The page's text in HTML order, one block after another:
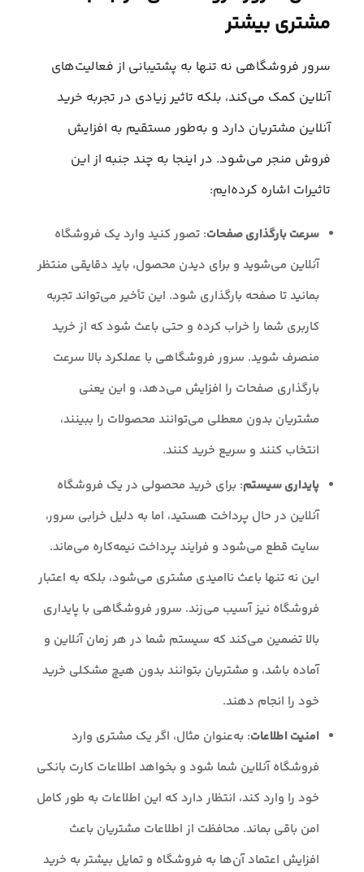
مشتری بیشتر
سرور فروشگاهی نه تنها به پشتیبانی از فعالیت‌های
آنلاین کمک می‌کند، بلکه تاثیر زیادی در تجربه خرید
آنلاین مشتریان دارد و به‌طور مستقیم به افزایش
فروش منجر می‌شود. در اینجا به چند جنبه از این
تاثیرات اشاره کرده‌ایم:
سرعت بارگذاری صفحات: تصور کنید وارد یک فروشگاه
آنلاین می‌شوید و برای دیدن محصول، باید دقایقی منتظر
بمانید تا صفحه بارگذاری شود. این تأخیر می‌تواند تجربه
کاربری شما را خراب کرده و حتی باعث شود که از خرید
منصرف شوید. سرور فروشگاهی با عملکرد بالا سرعت
بارگذاری صفحات را افزایش می‌دهد، و این یعنی
مشتریان بدون معطلی می‌توانند محصولات را ببینند،
انتخاب کنند و سریع خرید کنند.
پایداری سیستم: برای خرید محصولی در یک فروشگاه
آنلاین در حال پرداخت هستید، اما به دلیل خرابی سرور،
سایت قطع می‌شود و فرایند پرداخت نیمه‌کاره می‌ماند.
این نه تنها باعث ناامیدی مشتری می‌شود، بلکه به اعتبار
فروشگاه نیز آسیب می‌زند. سرور فروشگاهی با پایداری
بالا تضمین می‌کند که سیستم شما در هر زمان آنلاین و
آماده باشد، و مشتریان بتوانند بدون هیچ مشکلی خرید
خود را انجام دهند.
امنیت اطلاعات: به‌عنوان مثال، اگر یک مشتری وارد
فروشگاه آنلاین شما شود و بخواهد اطلاعات کارت بانکی
خود را وارد کند، انتظار دارد که این اطلاعات به طور کامل
امن باقی بماند. محافظت از اطلاعات مشتریان باعث
افزایش اعتماد آن‌ها به فروشگاه و تمایل بیشتر به خرید